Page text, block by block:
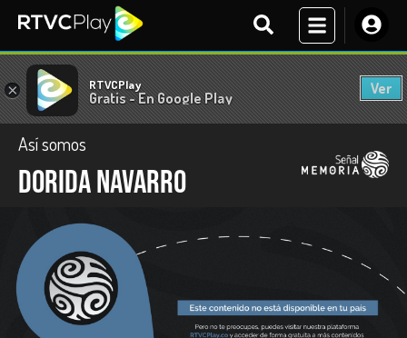
× RTVCPlay
Gratis - En Google Play
Ver
Así somos
Dorida Navarro